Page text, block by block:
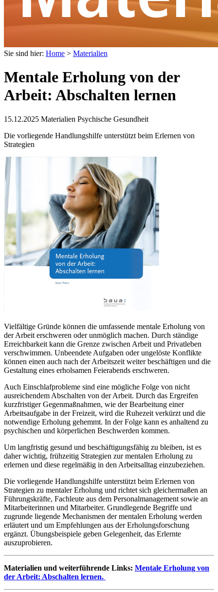
Sie sind hier: Home > Materialien
Mentale Erholung von der
Arbeit: Abschalten lernen
15.12.2025 Materialien Psychische Gesundheit
Die vorliegende Handlungshilfe unterstützt beim Erlernen von
Strategien
Vielfältige Gründe können die umfassende mentale Erholung von
der Arbeit erschweren oder unmöglich machen. Durch ständige
Erreichbarkeit kann die Grenze zwischen Arbeit und Privatleben
verschwimmen. Unbeendete Aufgaben oder ungelöste Konflikte
können einen auch nach der Arbeitszeit weiter beschäftigen und die
Gestaltung eines erholsamen Feierabends erschweren.
Auch Einschlafprobleme sind eine mögliche Folge von nicht
ausreichendem Abschalten von der Arbeit. Durch das Ergreifen
kurzfristiger Gegenmaßnahmen, wie der Bearbeitung einer
Arbeitsaufgabe in der Freizeit, wird die Ruhezeit verkürzt und die
notwendige Erholung gehemmt. In der Folge kann es anhaltend zu
psychischen und körperlichen Beschwerden kommen.
Um langfristig gesund und beschäftigungsfähig zu bleiben, ist es
daher wichtig, frühzeitig Strategien zur mentalen Erholung zu
erlernen und diese regelmäßig in den Arbeitsalltag einzubeziehen.
Die vorliegende Handlungshilfe unterstützt beim Erlernen von
Strategien zu mentaler Erholung und richtet sich gleichermaßen an
Führungskräfte, Fachleute aus dem Personalmanagement sowie an
Mitarbeiterinnen und Mitarbeiter. Grundlegende Begriffe und
zugrunde liegende Mechanismen der mentalen Erholung werden
erläutert und um Empfehlungen aus der Erholungsforschung
ergänzt. Übungsbeispiele geben Gelegenheit, das Erlernte
auszuprobieren.
Materialien und weiterführende Links: Mentale Erholung von
der Arbeit: Abschalten lernen.